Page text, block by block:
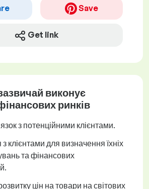
Save
Get link
виконує
ринків
з потенційними клієнтами.
клієнтами для визначення їхніх
та фінансових
цін на товари на світових